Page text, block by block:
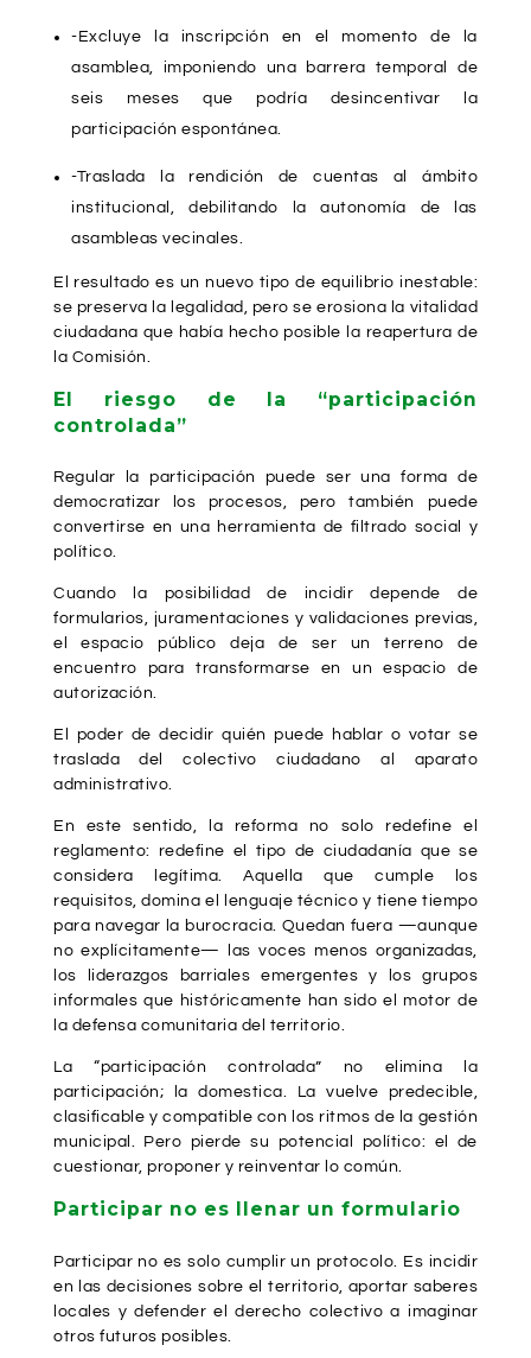
-Excluye la inscripción en el momento de la
asamblea, imponiendo una barrera temporal de
seis meses que podría desincentivar la
participación espontánea.
-Traslada la rendición de cuentas al ámbito
institucional, debilitando la autonomía de las
asambleas vecinales.
El resultado es un nuevo tipo de equilibrio inestable:
se preserva la legalidad, pero se erosiona la vitalidad
ciudadana que había hecho posible la reapertura de
la Comisión.
El riesgo de la “participación
controlada”
Regular la participación puede ser una forma de
democratizar los procesos, pero también puede
convertirse en una herramienta de filtrado social y
político.
Cuando la posibilidad de incidir depende de
formularios, juramentaciones y validaciones previas,
el espacio público deja de ser un terreno de
encuentro para transformarse en un espacio de
autorización.
El poder de decidir quién puede hablar o votar se
traslada del colectivo ciudadano al aparato
administrativo.
En este sentido, la reforma no solo redefine el
reglamento: redefine el tipo de ciudadanía que se
considera legítima. Aquella que cumple los
requisitos, domina el lenguaje técnico y tiene tiempo
para navegar la burocracia. Quedan fuera —aunque
no explícitamente— las voces menos organizadas,
los liderazgos barriales emergentes y los grupos
informales que históricamente han sido el motor de
la defensa comunitaria del territorio.
La “participación controlada” no elimina la
participación; la domestica. La vuelve predecible,
clasificable y compatible con los ritmos de la gestión
municipal. Pero pierde su potencial político: el de
cuestionar, proponer y reinventar lo común.
Participar no es llenar un formulario
Participar no es solo cumplir un protocolo. Es incidir
en las decisiones sobre el territorio, aportar saberes
locales y defender el derecho colectivo a imaginar
otros futuros posibles.